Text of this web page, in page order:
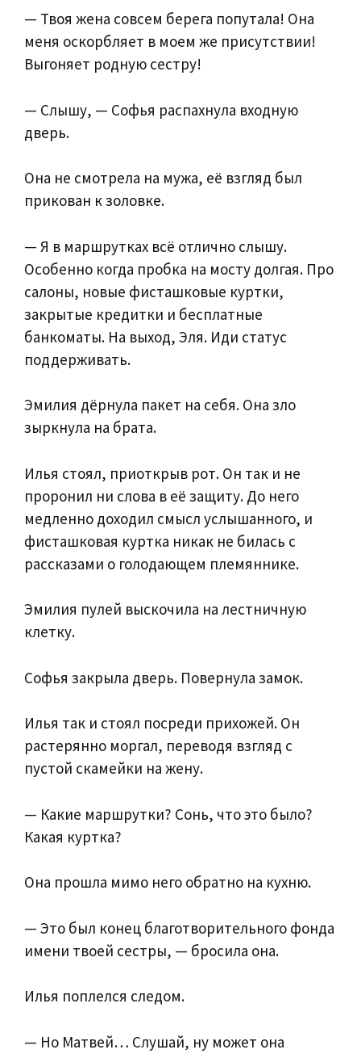
— Твоя жена совсем берега попутала! Она
меня оскорбляет в моем же присутствии!
Выгоняет родную сестру!
— Слышу, — Софья распахнула входную
дверь.
Она не смотрела на мужа, её взгляд был
прикован к золовке.
— Я в маршрутках всё отлично слышу.
Особенно когда пробка на мосту долгая. Про
салоны, новые фисташковые куртки,
закрытые кредитки и бесплатные
банкоматы. На выход, Эля. Иди статус
поддерживать.
Эмилия дёрнула пакет на себя. Она зло
зыркнула на брата.
Илья стоял, приоткрыв рот. Он так и не
проронил ни слова в её защиту. До него
медленно доходил смысл услышанного, и
фисташковая куртка никак не билась с
рассказами о голодающем племяннике.
Эмилия пулей выскочила на лестничную
клетку.
Софья закрыла дверь. Повернула замок.
Илья так и стоял посреди прихожей. Он
растерянно моргал, переводя взгляд с
пустой скамейки на жену.
— Какие маршрутки? Сонь, что это было?
Какая куртка?
Она прошла мимо него обратно на кухню.
— Это был конец благотворительного фонда
имени твоей сестры, — бросила она.
Илья поплелся следом.
— Но Матвей… Слушай, ну может она